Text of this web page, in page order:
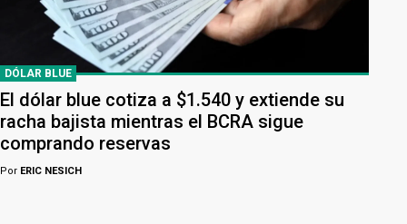
DÓLAR BLUE
El dólar blue cotiza a $1.540 y extiende su
racha bajista mientras el BCRA sigue
comprando reservas
Por ERIC NESICH